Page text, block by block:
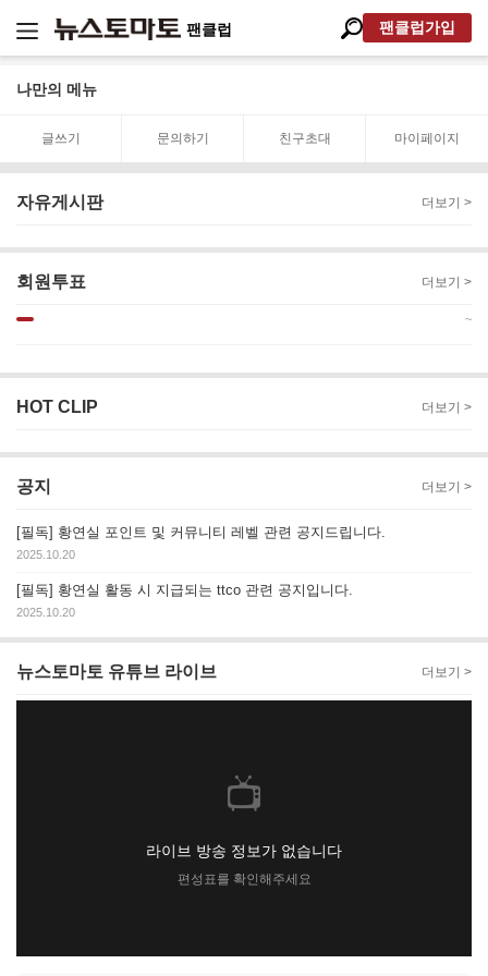
팬클럽 팬클럽가입
나만의 메뉴
글쓰기 문의하기 친구초대 마이페이지
자유게시판 더보기 >
회원투표 더보기 >
~
HOT CLIP 더보기 >
공지 더보기 >
[필독] 황연실 포인트 및 커뮤니티 레벨 관련 공지드립니다.
2025.10.20
[필독] 황연실 활동 시 지급되는 ttco 관련 공지입니다.
2025.10.20
뉴스토마토 유튜브 라이브 더보기 >
📺
라이브 방송 정보가 없습니다
편성표를 확인해주세요